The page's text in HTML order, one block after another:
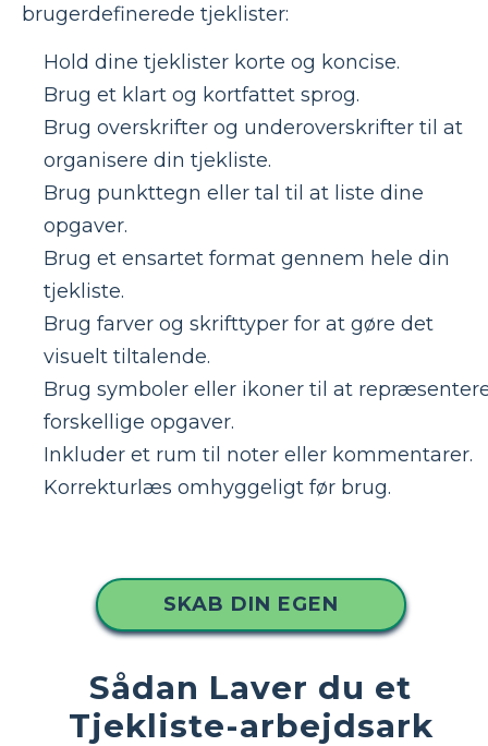
brugerdefinerede tjeklister:
Hold dine tjeklister korte og koncise.
Brug et klart og kortfattet sprog.
Brug overskrifter og underoverskrifter til at
organisere din tjekliste.
Brug punkttegn eller tal til at liste dine
opgaver.
Brug et ensartet format gennem hele din
tjekliste.
Brug farver og skrifttyper for at gøre det
visuelt tiltalende.
Brug symboler eller ikoner til at
forskellige opgaver.
Inkluder et rum til noter eller kommentarer.
Korrekturlæs omhyggeligt før brug.
SKAB DIN EGEN
Sådan Laver du et
Tjekliste-arbejdsark